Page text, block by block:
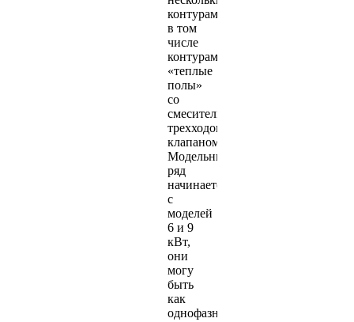
контурами,
в том
числе
контурами
«теплые
полы»
со
смесительным
трехходовым
клапаном.
Модельный
ряд
начинается
с
моделей
6 и 9
кВт,
они
могу
быть
как
однофазными,